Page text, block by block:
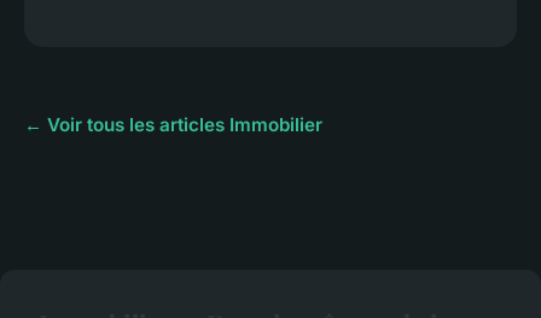
← Voir tous les articles Immobilier